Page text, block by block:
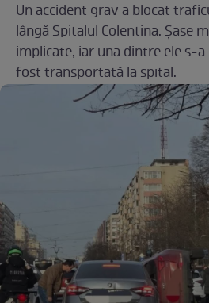
Un accident grav a blocat
lângă Spitalul Colentina. Șase
implicate, iar una dintre ele s-
fost transportată la spital.